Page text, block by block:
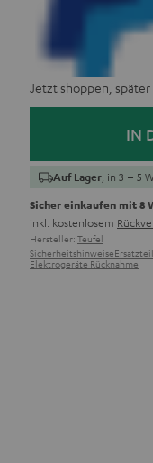
Jetzt shoppen, später
IN
Auf Lager , in 3 – 5
Sicher einkaufen mit 8
inkl. kostenlosem
Hersteller: Teufel
Sicherheitshinweise
Elektrogeräte Rücknahme